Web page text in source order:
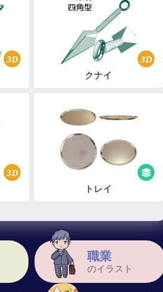
職業
のイラスト
3D 3D
クナイ
3D
トレイ